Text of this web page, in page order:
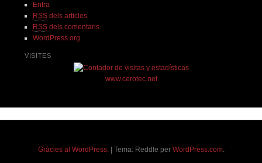
Entra
RSSdels articles
RSSdels comentaris
WordPress.org
VISITES
www.cerotec.net
Gràcies al WordPress. Tema: Reddle per WordPress.com.